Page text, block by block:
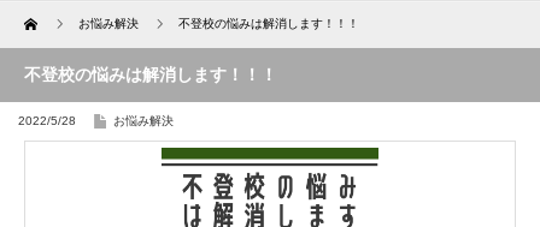
Home お悩み解決 不登校の悩みは解消します！！！
不登校の悩みは解消します！！！
2022/5/28 お悩み解決